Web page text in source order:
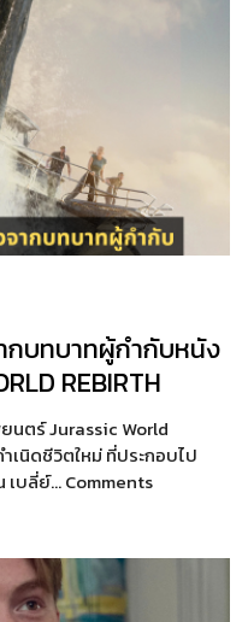
กบทบาทผู้กำกับหนัง
REBIRTH
นตร์ Jurassic World
เนิดชีวิตใหม่ ที่ประกอบไป
เบลี่ย์… Comments